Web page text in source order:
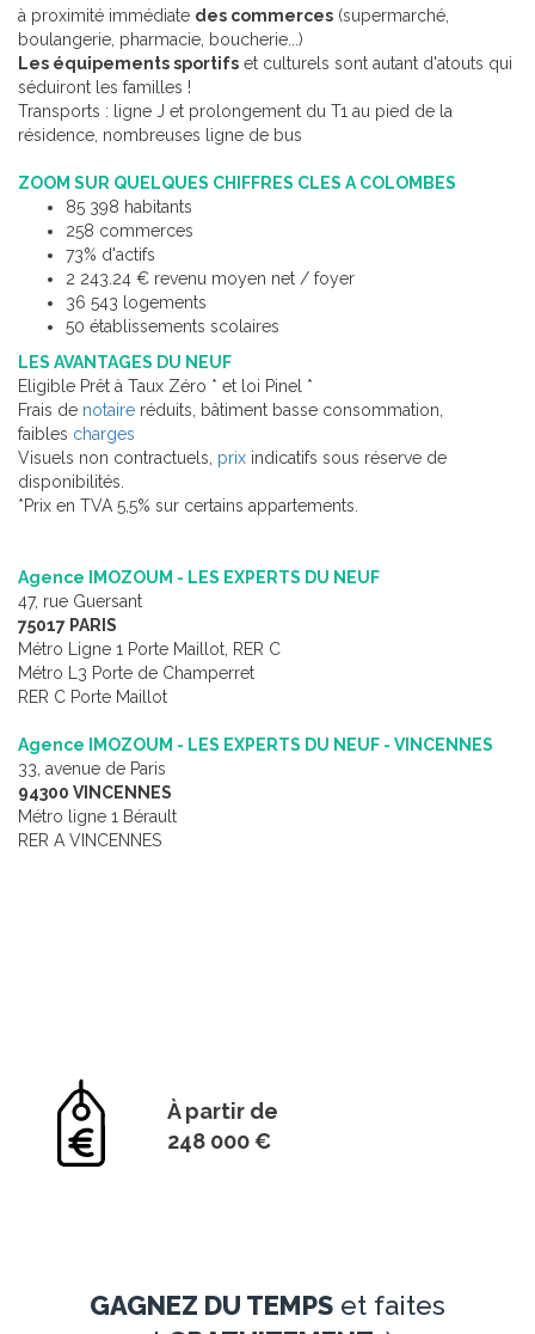
à proximité immédiate des commerces (supermarché,
boulangerie, pharmacie, boucherie...)
Les équipements sportifs et culturels sont autant d'atouts qui
séduiront les familles !
Transports : ligne J et prolongement du T1 au pied de la
résidence, nombreuses ligne de bus
ZOOM SUR QUELQUES CHIFFRES CLES A COLOMBES
85 398 habitants
258 commerces
73% d'actifs
2 243.24 € revenu moyen net / foyer
36 543 logements
50 établissements scolaires
LES AVANTAGES DU NEUF
Eligible Prêt à Taux Zéro * et loi Pinel *
Frais de notaire réduits, bâtiment basse consommation,
faibles charges
Visuels non contractuels, prix indicatifs sous réserve de
disponibilités.
*Prix en TVA 5,5% sur certains appartements.
Agence IMOZOUM - LES EXPERTS DU NEUF
47, rue Guersant
75017 PARIS
Métro Ligne 1 Porte Maillot, RER C
Métro L3 Porte de Champerret
RER C Porte Maillot
Agence IMOZOUM - LES EXPERTS DU NEUF - VINCENNES
33, avenue de Paris
94300 VINCENNES
Métro ligne 1 Bérault
RER A VINCENNES
À partir de
248 000 €
GAGNEZ DU TEMPS et faites